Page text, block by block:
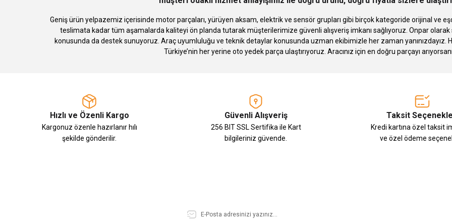
Gönder
Geniş ürün yelpazemiz içerisinde motor parçaları, yürüyen aksam, elektrik ve sensör grupları gibi birçok kategoride orijinal ve
teslimata kadar tüm aşamalarda kaliteyi ön planda tutarak müşterilerimize güvenli alışveriş imkanı sağlıyoruz. Onpar
konusunda da destek sunuyoruz. Araç uyumluluğu ve teknik detaylar konusunda uzman ekibimizle her zaman yanınızdayız.
Türkiye’nin her yerine oto yedek parça ulaştırıyoruz. Aracınız için en doğru parçayı
Hızlı ve Özenli Kargo
Kargonuz özenle hazırlanır hılı
şekilde gönderilir.
Güvenli Alışveriş
256 BIT SSL Sertifika ile Kart
bilgileriniz güvende.
Taksit
Kredi kartına özel taksit
ve özel ödeme